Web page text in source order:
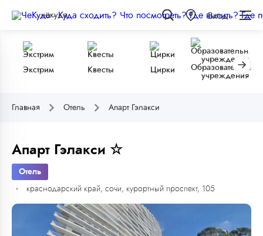
чёкуда Вход
Экстрим Квесты Цирки
Образовательные
учреждения
Главная Отель Апарт Гэлакси
Апарт Гэлакси ☆
Отель
краснодарский край, сочи, курортный проспект, 105